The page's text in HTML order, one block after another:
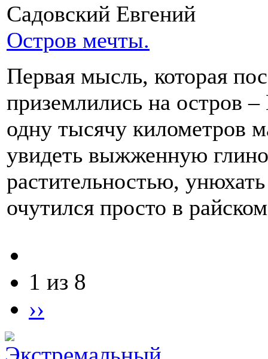
Садовский Евгений
Остров мечты.
Первая мысль, которая
приземлились на остров
одну тысячу километров
увидеть выжженную
растительностью,
очутился просто в
1 из 8
››